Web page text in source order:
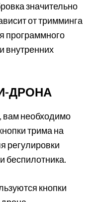
значительно
от тримминга
программного
внутренних
ДРОНА
вам необходимо
трима на
регулировки
беспилотника.
кнопки